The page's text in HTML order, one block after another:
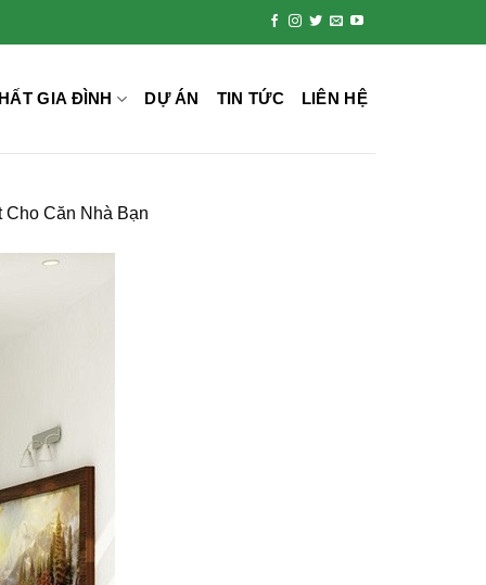
GIA ĐÌNH DỰ ÁN TIN TỨC LIÊN HỆ
Cho Căn Nhà Bạn